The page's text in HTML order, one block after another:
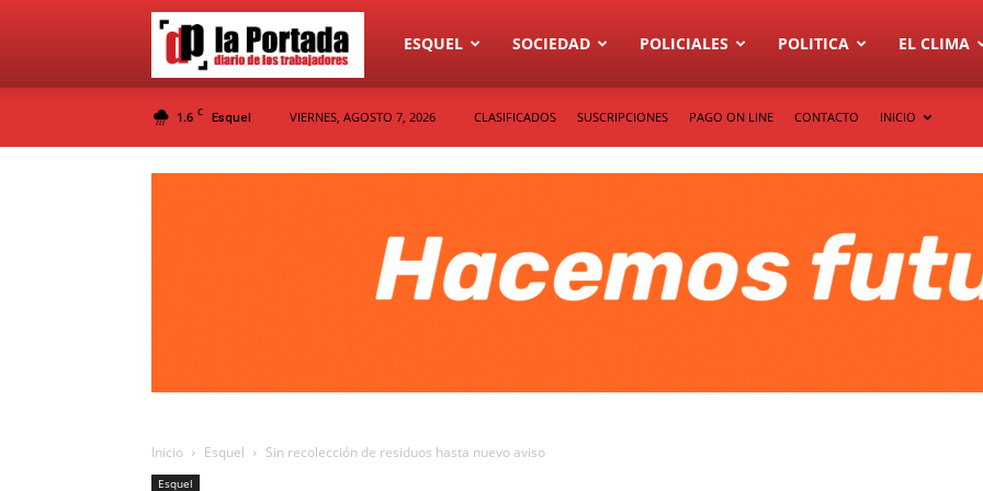
Diario
La
ESQUEL SOCIEDAD POLICIALES POLITICA EL CLIMA
1.6 C Esquel VIERNES, AGOSTO 7, 2026 CLASIFICADOS SUSCRIPCIONES PAGO ON LINE CONTACTO INICIO
Inicio Esquel Sin recolección de residuos hasta nuevo aviso
Esquel